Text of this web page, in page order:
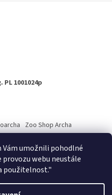
Vám umožnili pohodlné
webu neustále
použitelnost."
PL 1001024p
Zoo Shop Archa
koně - GRANULE